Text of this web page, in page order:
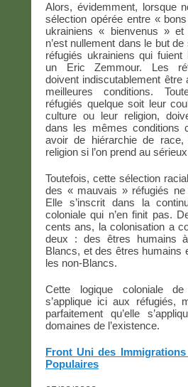
Alors, évidemment, lorsque
sélection opérée entre «
ukrainiens « bienvenus »
n’est nullement dans le but
réfugiés ukrainiens qui
un Eric Zemmour. Les
doivent indiscutablement être
meilleures conditions.
réfugiés quelque soit leur
culture ou leur religion,
dans les mêmes conditions
avoir de hiérarchie de
religion si l’on prend au
Toutefois, cette sélection
des « mauvais » réfugiés ne
Elle s’inscrit dans la
coloniale qui n’en finit pas.
cents ans, la colonisation a
deux : des êtres humains
Blancs, et des êtres humains
les non-Blancs.
Cette logique coloniale de
s’applique ici aux réfugiés,
parfaitement qu’elle
domaines de l’existence.
Front Uni des
Populaires